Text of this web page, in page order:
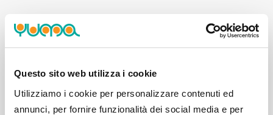
Questo sito web utilizza i cookie
Utilizziamo i cookie per personalizzare contenuti ed
annunci, per fornire funzionalità dei social media e per
TABELLINO